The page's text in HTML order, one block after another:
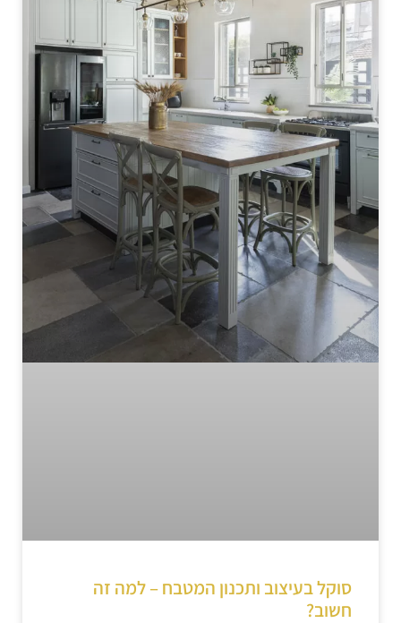
סוקל בעיצוב ותכנון המטבח – למה זה
חשוב?